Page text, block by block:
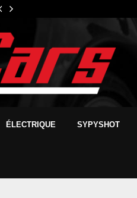
ÉLECTRIQUE SYPYSHOT